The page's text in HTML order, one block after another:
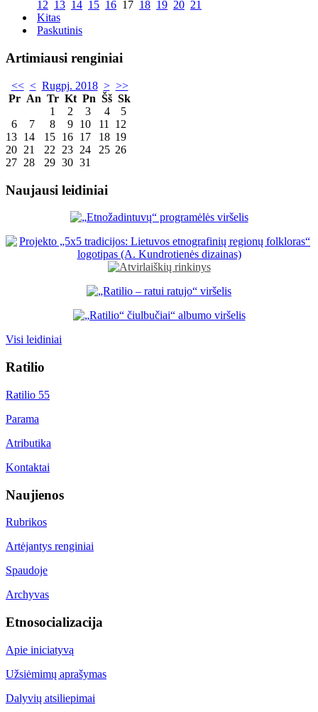
12 13 14 15 16 17 18 19 20 21
Kitas
Paskutinis
Artimiausi renginiai
<< < Rugpj. 2018 > >>
Pr An Tr Kt Pn Šš Sk
1
2 3 4
5
6
7 8 9 10 11
12
13 14 15 16 17 18 19
20 21 22 23 24 25 26
27 28 29 30 31
Naujausi leidiniai
Visi leidiniai
Ratilio
Ratilio 55
Parama
Atributika
Kontaktai
Naujienos
Rubrikos
Artėjantys renginiai
Spaudoje
Archyvas
Etnosocializacija
Apie iniciatyvą
Užsiėmimų aprašymas
Dalyvių atsiliepimai